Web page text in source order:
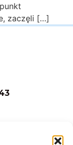
zaczęli […]